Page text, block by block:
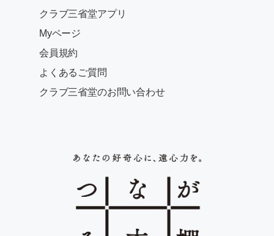
クラブ三省堂アプリ
Myページ
会員規約
よくあるご質問
クラブ三省堂のお問い合わせ